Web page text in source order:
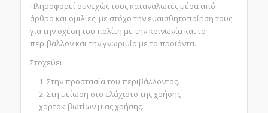
Πληροφορεί συνεχώς τους καταναλωτές μέσα από
άρθρα και ομιλίες, με στόχο την ευαισθητοποίηση τους
για την σχέση του πολίτη με την κοινωνία και το
περιβάλλον και την γνωριμία με τα προϊόντα.
Στοχεύει:
Στην προστασία του περιβάλλοντος.
Στη μείωση στο ελάχιστο της χρήσης
χαρτοκιβωτίων μιας χρήσης.